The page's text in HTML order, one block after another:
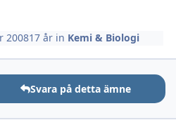
200817 år in Kemi & Biologi
Svara på detta ämne